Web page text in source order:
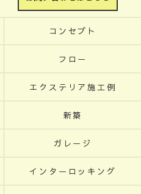
コンセプト
フロー
エクステリア施工例
新築
ガレージ
インターロッキング